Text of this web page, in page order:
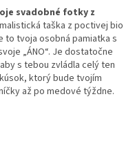
svadobné fotky z
taška z poctivej bio
to tvoja osobná pamiatka s
„ÁNO“. Je dostatočne
s tebou zvládla celý ten
ktorý bude tvojím
až po medové týždne.